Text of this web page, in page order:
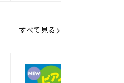
すべて見る